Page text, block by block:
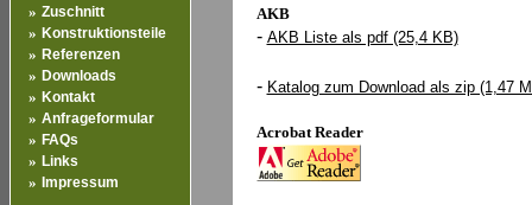
» Zuschnitt
» Konstruktionsteile
» Referenzen
» Downloads
» Kontakt
» Anfrageformular
» FAQs
» Links
» Impressum
AKB
- AKB Liste als pdf (25,4 KB)
- Katalog zum Download als zip (1,47
Acrobat Reader